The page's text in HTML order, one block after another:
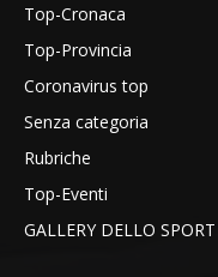
Top-Cronaca
Top-Provincia
Coronavirus top
Senza categoria
Rubriche
Top-Eventi
GALLERY DELLO SPORT